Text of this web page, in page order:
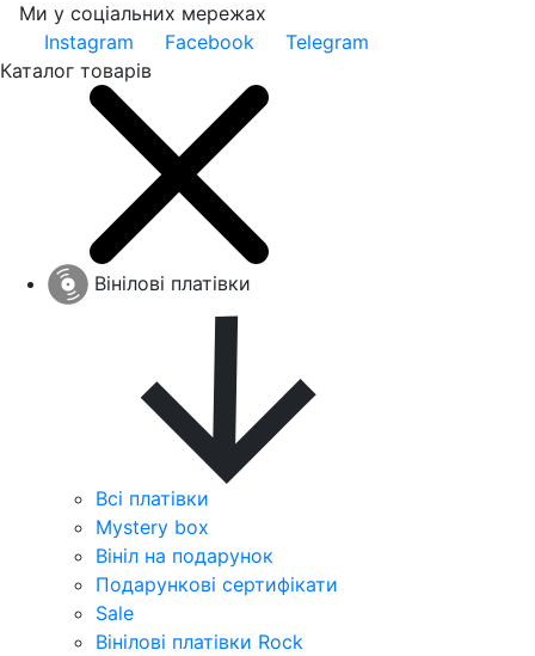
Ми у соціальних мережах
Instagram
Facebook
Telegram
Каталог товарів
Вінілові платівки
Всі платівки
Mystery box
Вініл на подарунок
Подарункові сертифікати
Sale
Вінілові платівки Rock